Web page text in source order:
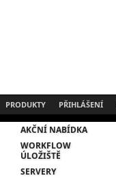
PRODUKTY PŘIHLÁŠENÍ
AKČNÍ NABÍDKA
WORKFLOW
ÚLOŽIŠTĚ
SERVERY